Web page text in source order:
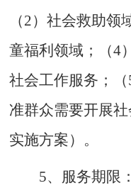
（2）社会救助
童福利领域；（4
社会工作服务；
准群众需要开展
实施方案）。
5、服务期限